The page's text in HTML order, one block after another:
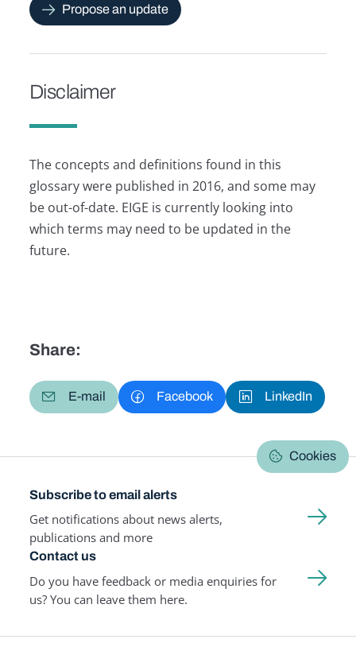
Propose an update
Disclaimer
The concepts and definitions found in this
glossary were published in 2016, and some may
be out-of-date. EIGE is currently looking into
which terms may need to be updated in the
future.
Share:
E-mail Facebook LinkedIn
Cookies
Subscribe to email alerts
Get notifications about news alerts,
publications and more
Contact us
Do you have feedback or media enquiries for
us? You can leave them here.